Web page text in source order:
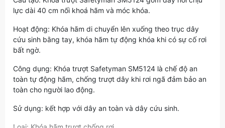
lực dài 40 cm nối khoá hãm và móc khóa.
Hoạt động: Khóa hãm di chuyển lên xuống theo trục dây
cứu sinh bằng tay, khóa hãm tự động khóa khi có sự cố rơi
bất ngờ.
Công dụng: Khóa trượt Safetyman SM5124 là chế độ an
toàn tự động hãm, chống trượt dây khi rơi ngã đảm bảo an
toàn cho người lao động.
Sử dụng: kết hợp với dây an toàn và dây cứu sinh.